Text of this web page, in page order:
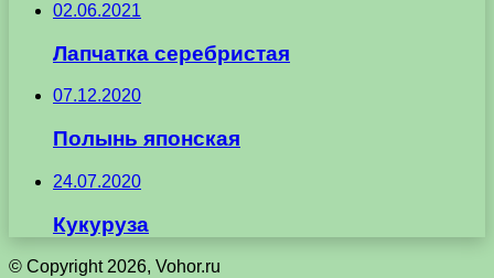
02.06.2021
Лапчатка серебристая
07.12.2020
Полынь японская
24.07.2020
Кукуруза
© Copyright 2026, Vohor.ru